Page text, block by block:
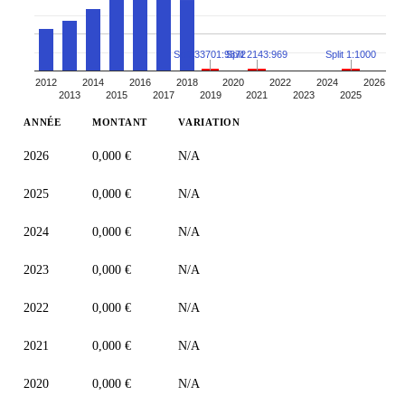
2012
2013
2014
2015
2016
2017
2018
2019
2020
2021
2022
2023
2024
2025
2026
Split 33701:9872Split 2143:969 Split 1:1000
ANNÉE MONTANT VARIATION
2026 0,000 € N/A
2025 0,000 € N/A
2024 0,000 € N/A
2023 0,000 € N/A
2022 0,000 € N/A
2021 0,000 € N/A
2020 0,000 € N/A